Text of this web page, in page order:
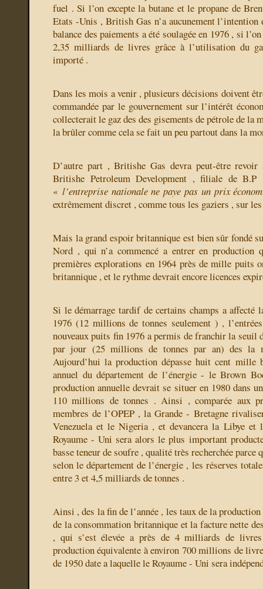
fuel . Si l’on excepte la butane et le propane de
Etats -Unis , British Gas n’a aucunement
balance des paiements a été soulagée en 1976 , si
2,35 milliards de livres grâce à l’utilisation du
importé .
Dans les mois a venir , plusieurs décisions doivent
commandée par le gouvernement sur l’intérêt
collecterait le gaz des des gisements de pétrole de la
la brûler comme cela se fait un peu partout dans la
D’autre part , Britishe Gas devra peut-être
Britishe Petroleum Development , filiale de B.P
« l’entreprise nationale ne paye pas un prix
extrêmement discret , comme tous les gaziers , sur
Mais la grand espoir britannique est bien sûr fondé
Nord , qui n’a commencé a entrer en production
premières explorations en 1964 près de mille puits
britannique , et le rythme devrait encore licences
Si le démarrage tardif de certains champs a affecté
1976 (12 millions de tonnes seulement ) ,
nouveaux puits fin 1976 a permis de franchir la
par jour (25 millions de tonnes par an) des la
Aujourd’hui la production dépasse huit cent
annuel du département de l’énergie - le Brown
production annuelle devrait se situer en 1980 dans
110 millions de tonnes . Ainsi , comparée aux
membres de l’OPEP , la Grande - Bretagne
Venezuela et le Nigeria , et devancera la Libye
Royaume - Uni sera alors le plus important
basse teneur de soufre , qualité très recherchée parce
selon le département de l’énergie , les réserves
entre 3 et 4,5 milliards de tonnes .
Ainsi , des la fin de l’année , les taux de la
de la consommation britannique et la facture nette
, qui s’est élevée a près de 4 milliards de
production équivalente à environ 700 millions de
de 1950 date a laquelle le Royaume - Uni sera